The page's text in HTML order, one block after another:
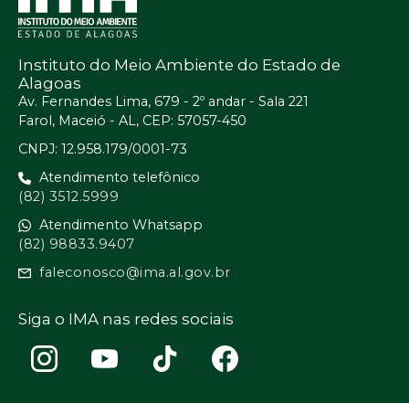
Instituto do Meio Ambiente do Estado de
Alagoas
Av. Fernandes Lima, 679 - 2º andar - Sala 221
Farol, Maceió - AL, CEP: 57057-450
CNPJ: 12.958.179/0001-73
Atendimento telefônico
(82) 3512.5999
Atendimento Whatsapp
(82) 98833.9407
faleconosco@ima.al.gov.br
Siga o IMA nas redes sociais